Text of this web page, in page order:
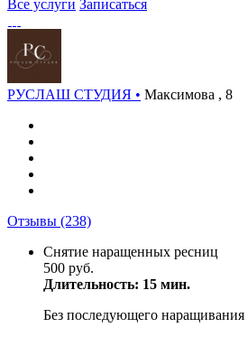
Все услуги Записаться
РУСЛАШ СТУДИЯ • Максимова , 8
Отзывы (238)
Снятие наращенных ресниц
500 руб.
Длительность: 15 мин.
Без последующего наращивания